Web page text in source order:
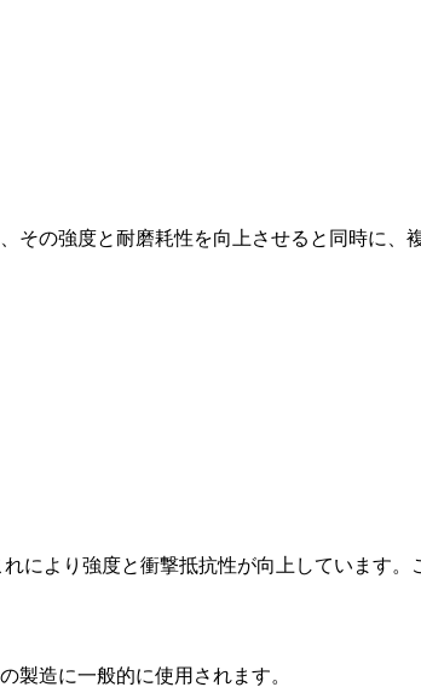
その強度と耐磨耗性を向上させると同時に、
により強度と衝撃抵抗性が向上しています
製造に一般的に使用されます。